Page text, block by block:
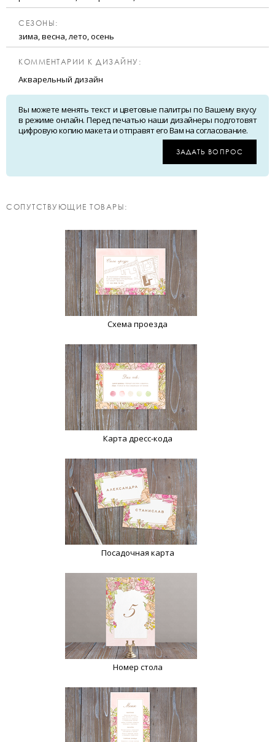
CЕЗОНЫ:
зима, весна, лето, осень
КОММЕНТАРИИ К ДИЗАЙНУ:
Акварельный дизайн
Вы можете менять текст и цветовые палитры по Вашему вкусу
в режиме онлайн. Перед печатью наши дизайнеры подготовят
цифровую копию макета и отправят его Вам на согласование.
ЗАДАТЬ ВОПРОС
CОПУТСТВУЮЩИЕ ТОВАРЫ:
Схема проезда
Карта дресс-кода
Посадочная карта
Номер стола